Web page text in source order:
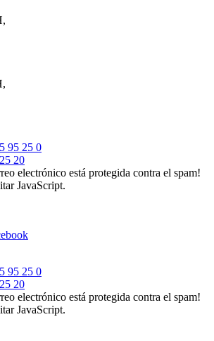
95 25 0
20
electrónico está protegida contra el spam!
JavaScript.
95 25 0
20
electrónico está protegida contra el spam!
JavaScript.